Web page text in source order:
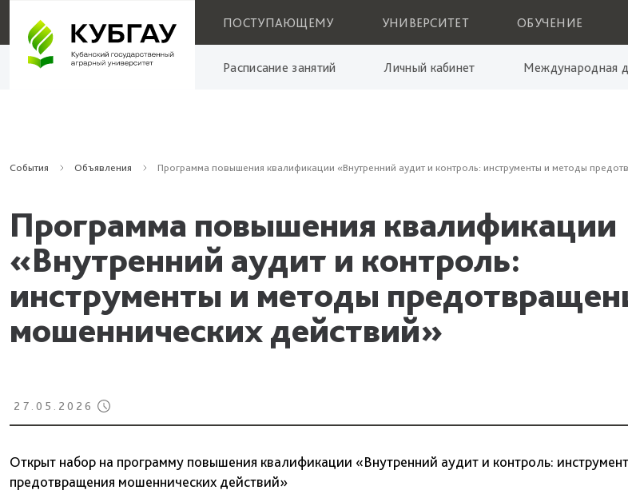
ПОСТУПАЮЩЕМУ УНИВЕРСИТЕТ ОБУЧЕНИЕ
Расписание занятий Личный кабинет Международная
События Объявления Программа повышения квалификации «Внутренний аудит и контроль: инструменты и методы
Программа повышения квалификации
«Внутренний аудит и контроль:
инструменты и методы
мошеннических действий»
27.05.2026
Открыт набор на программу повышения квалификации «Внутренний аудит и контроль:
предотвращения мошеннических действий»